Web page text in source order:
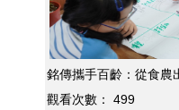
銘傳攜手百齡：從食農
觀看次數：
499